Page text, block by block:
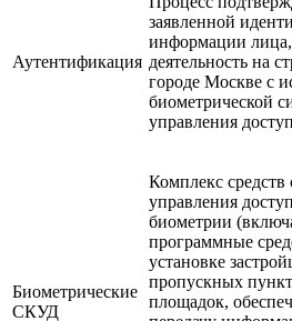
Аутентификация
заявленной
информации
деятельность на
городе Москве с
биометрической
управления
Биометрические
СКУД
Комплекс
управления
биометрии
программные
установке
пропускных
площадок,